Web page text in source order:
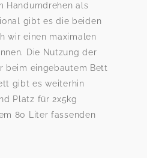
Handumdrehen als
gibt es die beiden
wir einen maximalen
Die Nutzung der
beim eingebautem Bett
gibt es weiterhin
Platz für 2x5kg
80 Liter fassenden